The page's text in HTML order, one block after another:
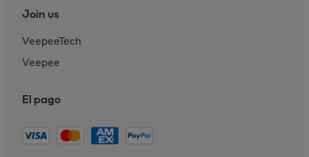
Join us
VeepeeTech
Veepee
El pago